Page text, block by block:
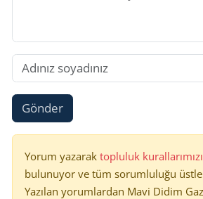
Gönder
Yorum yazarak topluluk kurallarımızı
bulunuyor ve tüm sorumluluğu
Yazılan yorumlardan Mavi Didim